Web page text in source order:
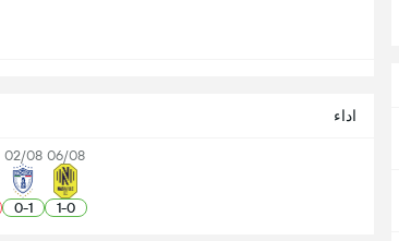
اداء
06/08
0
-
1
02/08
1
-
0